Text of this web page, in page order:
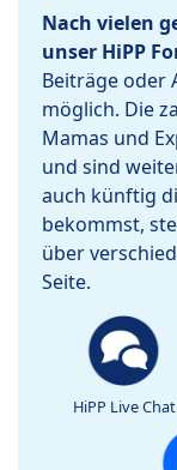
Nach vielen
unser HiPP
Beiträge oder
möglich. Die
Mamas und
und sind
auch künftig
bekommst,
über
Seite.
HiPP Live Chat